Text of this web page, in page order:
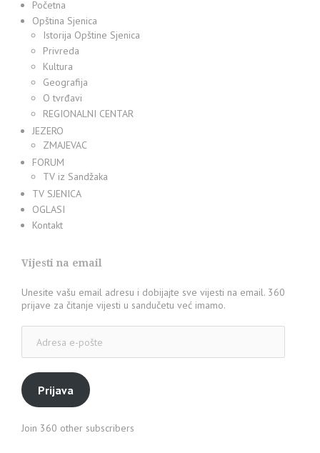
Početna
Opština Sjenica
Istorija Opštine Sjenica
Privreda
Kultura
Geografija
O tvrđavi
REGIONALNI CENTAR
JEZERO
ZMAJEVAC
FORUM
TV iz Sandžaka
TV SJENICA
OGLASI
Kontakt
Vijesti na email
Unesite vašu email adresu i dobijajte sve vijesti na email. 360
prijave za čitanje vijesti u sandučetu već imamo.
pošte
Prijava
Join 360 other subscribers